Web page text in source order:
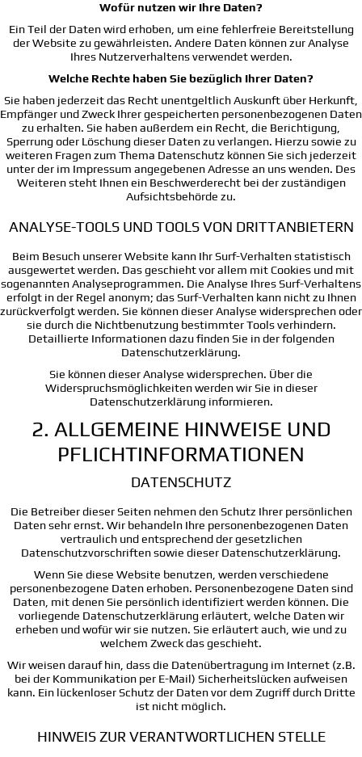
Wofür nutzen wir Ihre Daten?
Ein Teil der Daten wird erhoben, um eine fehlerfreie Bereitstellung
der Website zu gewährleisten. Andere Daten können zur Analyse
Ihres Nutzerverhaltens verwendet werden.
Welche Rechte haben Sie bezüglich Ihrer Daten?
Sie haben jederzeit das Recht unentgeltlich Auskunft über Herkunft,
Empfänger und Zweck Ihrer gespeicherten personenbezogenen Daten
zu erhalten. Sie haben außerdem ein Recht, die Berichtigung,
Sperrung oder Löschung dieser Daten zu verlangen. Hierzu sowie zu
weiteren Fragen zum Thema Datenschutz können Sie sich jederzeit
unter der im Impressum angegebenen Adresse an uns wenden. Des
Weiteren steht Ihnen ein Beschwerderecht bei der zuständigen
Aufsichtsbehörde zu.
ANALYSE-TOOLS UND TOOLS VON DRITTANBIETERN
Beim Besuch unserer Website kann Ihr Surf-Verhalten statistisch
ausgewertet werden. Das geschieht vor allem mit Cookies und mit
sogenannten Analyseprogrammen. Die Analyse Ihres Surf-Verhaltens
erfolgt in der Regel anonym; das Surf-Verhalten kann nicht zu Ihnen
zurückverfolgt werden. Sie können dieser Analyse widersprechen oder
sie durch die Nichtbenutzung bestimmter Tools verhindern.
Detaillierte Informationen dazu finden Sie in der folgenden
Datenschutzerklärung.
Sie können dieser Analyse widersprechen. Über die
Widerspruchsmöglichkeiten werden wir Sie in dieser
Datenschutzerklärung informieren.
2. ALLGEMEINE HINWEISE UND
PFLICHTINFORMATIONEN
DATENSCHUTZ
Die Betreiber dieser Seiten nehmen den Schutz Ihrer persönlichen
Daten sehr ernst. Wir behandeln Ihre personenbezogenen Daten
vertraulich und entsprechend der gesetzlichen
Datenschutzvorschriften sowie dieser Datenschutzerklärung.
Wenn Sie diese Website benutzen, werden verschiedene
personenbezogene Daten erhoben. Personenbezogene Daten sind
Daten, mit denen Sie persönlich identifiziert werden können. Die
vorliegende Datenschutzerklärung erläutert, welche Daten wir
erheben und wofür wir sie nutzen. Sie erläutert auch, wie und zu
welchem Zweck das geschieht.
Wir weisen darauf hin, dass die Datenübertragung im Internet (z.B.
bei der Kommunikation per E-Mail) Sicherheitslücken aufweisen
kann. Ein lückenloser Schutz der Daten vor dem Zugriff durch Dritte
ist nicht möglich.
HINWEIS ZUR VERANTWORTLICHEN STELLE